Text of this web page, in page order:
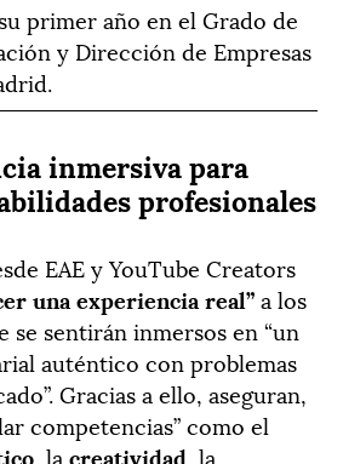
primer año en el Grado de
y Dirección de Empresas
inmersiva para
profesionales
EAE y YouTube Creators
una experiencia real”a los
se sentirán inmersos en “un
auténtico con problemas
Gracias a ello, aseguran,
competencias” como el
, la creatividad, la